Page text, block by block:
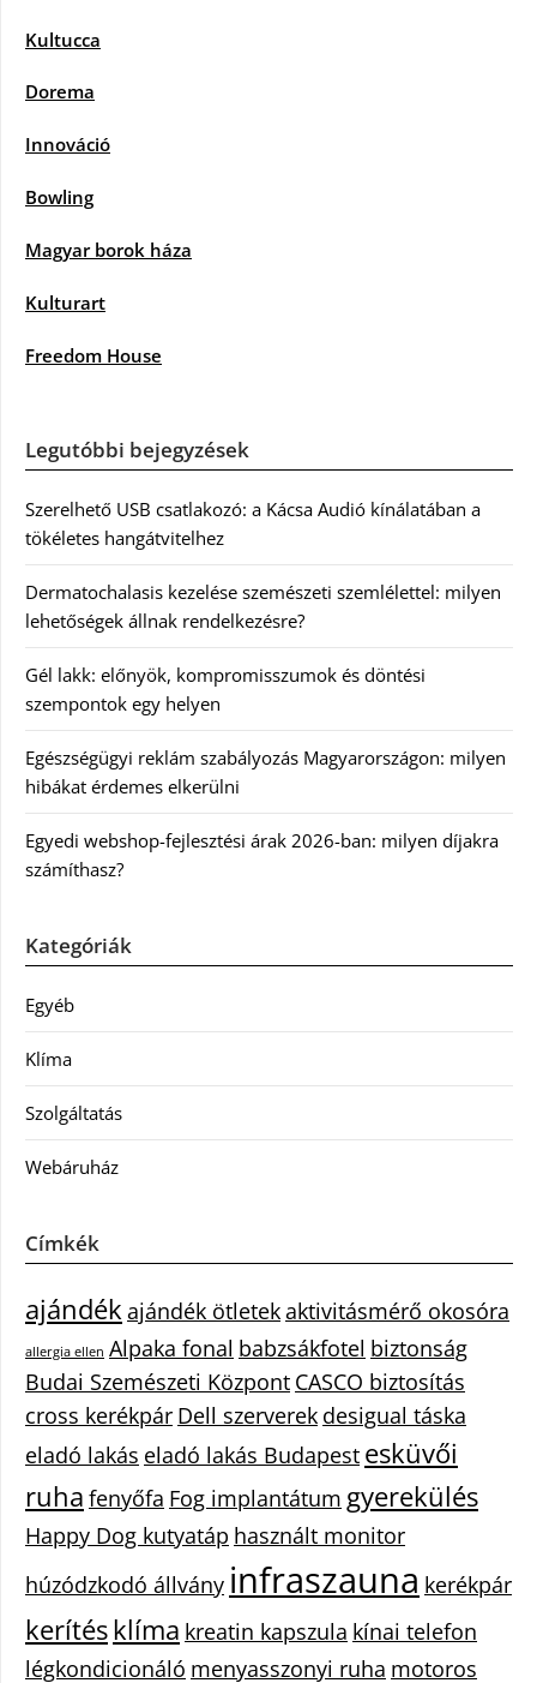
Kultucca
Dorema
Innováció
Bowling
Magyar borok háza
Kulturart
Freedom House
Legutóbbi bejegyzések
Szerelhető USB csatlakozó: a Kácsa Audió kínálatában a
tökéletes hangátvitelhez
Dermatochalasis kezelése szemészeti szemlélettel: milyen
lehetőségek állnak rendelkezésre?
Gél lakk: előnyök, kompromisszumok és döntési
szempontok egy helyen
Egészségügyi reklám szabályozás Magyarországon: milyen
hibákat érdemes elkerülni
Egyedi webshop-fejlesztési árak 2026-ban: milyen díjakra
számíthasz?
Kategóriák
Egyéb
Klíma
Szolgáltatás
Webáruház
Címkék
ajándékajándék ötletekaktivitásmérő okosóra
allergia ellen Alpaka fonal babzsákfotel biztonság
Budai Szemészeti Központ CASCO biztosítás
cross kerékpár Dell szerverek desigual táska
eladó lakás eladó lakás Budapest esküvői
ruha fenyőfa Fog implantátum gyerekülés
Happy Dog kutyatáp használt monitor
húzódzkodó állvány infraszauna kerékpár
kerítésklíma kreatin kapszula kínai telefon
légkondicionáló menyasszonyi ruha motoros